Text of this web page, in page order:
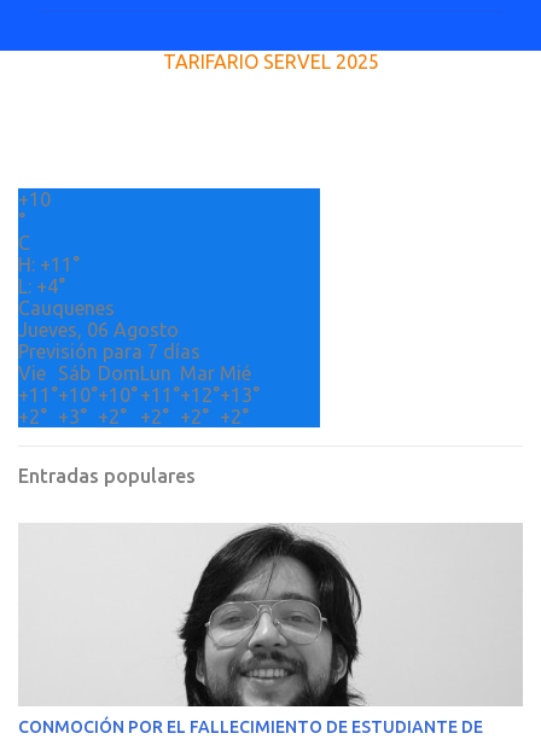
i
s
TARIFARIO SERVEL 2025
+10
°
C
H: +11°
L: +4°
Cauquenes
Jueves, 06 Agosto
Previsión para 7 días
Vie
Sáb DomLun Mar Mié
+11°+10°+10°+11°+12°+13°
+2° +3° +2° +2° +2° +2°
Entradas populares
CONMOCIÓN POR EL FALLECIMIENTO DE ESTUDIANTE DE